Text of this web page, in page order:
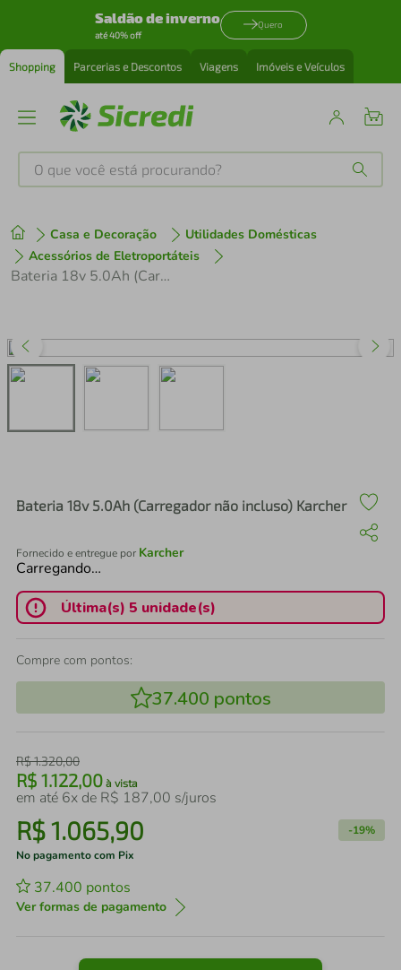
Saldão de inverno
até 40% off
Quero
Shopping Parcerias e Descontos Viagens Imóveis e Veículos
O que você está procurando?
Casa e Decoração
Utilidades Domésticas
Acessórios de Eletroportáteis
Bateria 18v 5.0Ah (Carregador não incluso) Karcher
Bateria 18v 5.0Ah (Carregador não incluso) Karcher
Fornecido e entregue por Karcher
Carregando…
Última(s) 5 unidade(s)
Compre com pontos:
37.400 pontos
R$1.320,00
R$ 1.122,00 à vista
em até 6x de R$ 187,00 s/juros
R$1.065,90 -19%
No pagamento com Pix
37.400 pontos
Ver formas de pagamento
1º tenis